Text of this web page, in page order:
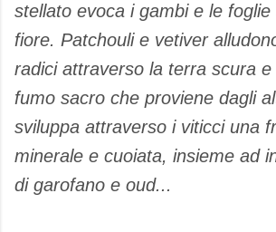
stellato evoca i gambi e le
fiore. Patchouli e vetiver
radici attraverso la terra scura
fumo sacro che proviene dagli
sviluppa attraverso i viticci una
minerale e cuoiata, insieme ad
di garofano e oud...